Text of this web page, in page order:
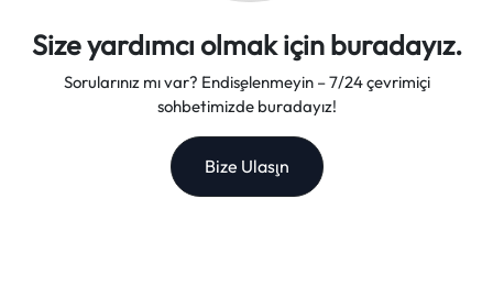
Size yardımcı olmak için buradayız.
Sorularınız mı var? Endişelenmeyin – 7/24 çevrimiçi
sohbetimizde buradayız!
Bize Ulaşın